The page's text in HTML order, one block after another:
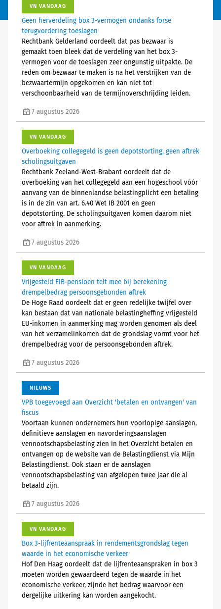
VN VANDAAG
Geen herverdeling box 3-vermogen ondanks forse
terugvordering toeslagen
Rechtbank Gelderland oordeelt dat pas bezwaar is
gemaakt toen bleek dat de verdeling van het box 3-
vermogen voor de toeslagen zeer ongunstig uitpakte. De
reden om bezwaar te maken is na het verstrijken van de
bezwaartermijn opgekomen en kan niet tot
verschoonbaarheid van de termijnoverschrijding leiden.
7 augustus 2026
VN VANDAAG
Overboeking collegegeld is geen depotstorting, geen aftrek
scholingsuitgaven
Rechtbank Zeeland-West-Brabant oordeelt dat de
overboeking van het collegegeld aan een hogeschool vóór
aanvang van de binnenlandse belastingplicht een betaling
is in de zin van art. 6.40 Wet IB 2001 en geen
depotstorting. De scholingsuitgaven komen daarom niet
voor aftrek in aanmerking.
7 augustus 2026
VN VANDAAG
Vrijgesteld EIB-pensioen telt mee bij berekening
drempelbedrag persoonsgebonden aftrek
De Hoge Raad oordeelt dat er geen redelijke twijfel over
kan bestaan dat van nationale belastingheffing vrijgesteld
EU-inkomen in aanmerking mag worden genomen als deel
van het verzamelinkomen dat de grondslag vormt voor het
drempelbedrag voor de persoonsgebonden aftrek.
7 augustus 2026
NIEUWS
VPB toegevoegd aan Overzicht 'betalen en ontvangen' van
fiscus
Voortaan kunnen ondernemers hun voorlopige aanslagen,
definitieve aanslagen en navorderingsaanslagen
vennootschapsbelasting zien in het Overzicht betalen en
ontvangen op de website van de Belastingdienst via Mijn
Belastingdienst. Ook staan er de aanslagen
vennootschapsbelasting van afgelopen twee jaar die al
betaald zijn.
7 augustus 2026
VN VANDAAG
Box 3-lijfrenteaanspraak in rendementsgrondslag tegen
waarde in het economische verkeer
Hof Den Haag oordeelt dat de lijfrenteaanspraken in box 3
moeten worden gewaardeerd tegen de waarde in het
economische verkeer, zijnde het bedrag waarvoor een
dergelijke uitkering kan worden aangekocht.